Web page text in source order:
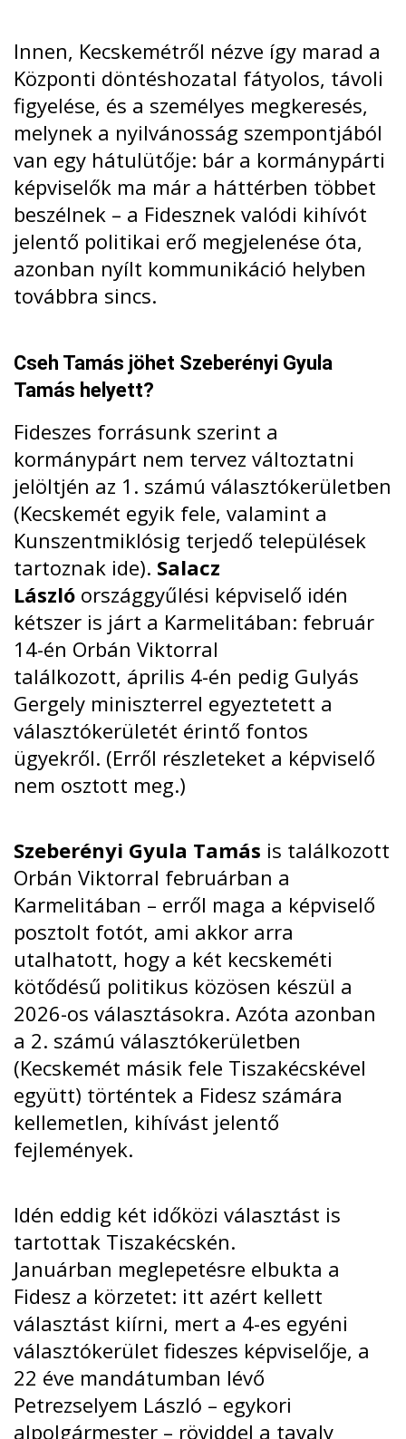
Innen, Kecskemétről nézve így marad a
Központi döntéshozatal fátyolos, távoli
figyelése, és a személyes megkeresés,
melynek a nyilvánosság szempontjából
van egy hátulütője: bár a kormánypárti
képviselők ma már a háttérben többet
beszélnek – a Fidesznek valódi kihívót
jelentő politikai erő megjelenése óta,
azonban nyílt kommunikáció helyben
továbbra sincs.
Cseh Tamás jöhet Szeberényi Gyula
Tamás helyett?
Fideszes forrásunk szerint a
kormánypárt nem tervez változtatni
jelöltjén az 1. számú választókerületben
(Kecskemét egyik fele, valamint a
Kunszentmiklósig terjedő települések
tartoznak ide). Salacz
László országgyűlési képviselő idén
kétszer is járt a Karmelitában: február
14-én Orbán Viktorral
találkozott, április 4-én pedig Gulyás
Gergely miniszterrel egyeztetett a
választókerületét érintő fontos
ügyekről. (Erről részleteket a képviselő
nem osztott meg.)
Szeberényi Gyula Tamás is találkozott
Orbán Viktorral februárban a
Karmelitában – erről maga a képviselő
posztolt fotót, ami akkor arra
utalhatott, hogy a két kecskeméti
kötődésű politikus közösen készül a
2026-os választásokra. Azóta azonban
a 2. számú választókerületben
(Kecskemét másik fele Tiszakécskével
együtt) történtek a Fidesz számára
kellemetlen, kihívást jelentő
fejlemények.
Idén eddig két időközi választást is
tartottak Tiszakécskén.
Januárban meglepetésre elbukta a
Fidesz a körzetet: itt azért kellett
választást kiírni, mert a 4-es egyéni
választókerület fideszes képviselője, a
22 éve mandátumban lévő
Petrezselyem László – egykori
alpolgármester – röviddel a tavaly